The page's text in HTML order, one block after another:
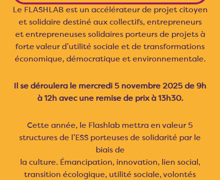
Le FLASHLAB est un accélérateur de projet citoyen
et solidaire destiné aux collectifs, entrepreneurs
et entrepreneuses solidaires porteurs de projets à
forte valeur d’utilité sociale et de transformations
économique, démocratique et environnementale.
Il se déroulera le mercredi 5 novembre 2025 de 9h
à 12h avec une remise de prix à 13h30.
Cette année, le Flashlab mettra en valeur 5
structures de l’ESS porteuses de solidarité par le
biais de
la culture. Émancipation, innovation, lien social,
transition écologique, utilité sociale, volontés